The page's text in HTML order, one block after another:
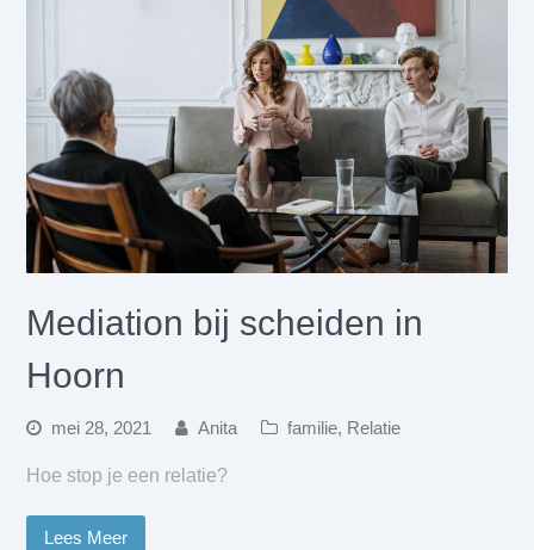
Mediation bij scheiden in
Hoorn
mei 28, 2021 Anita familie, Relatie
Hoe stop je een relatie?
Lees Meer